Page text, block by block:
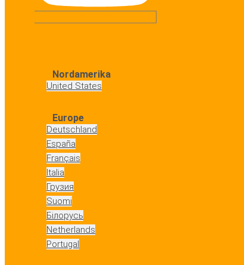
Nordamerika
United States
Europe
Deutschland
España
Français
Italia
Грузия
Suomi
Білорусь
Netherlands
Portugal